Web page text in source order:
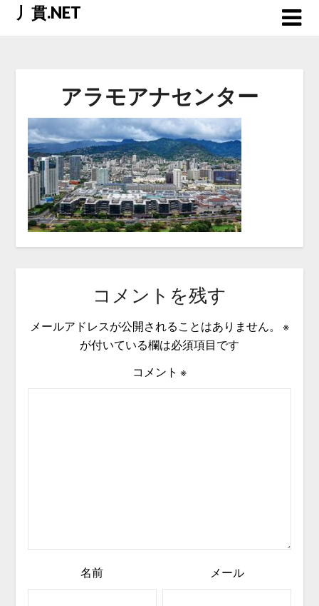
Skip丿貫.NET
アラモアナセンター
コメントを残す
メールアドレスが公開されることはありません。
※
が付いている欄は必須項目です
コメント ※
名前 メール